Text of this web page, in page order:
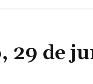
29 de